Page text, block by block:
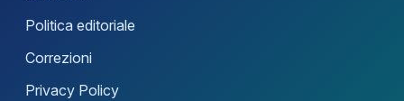
Politica editoriale
Correzioni
Privacy Policy